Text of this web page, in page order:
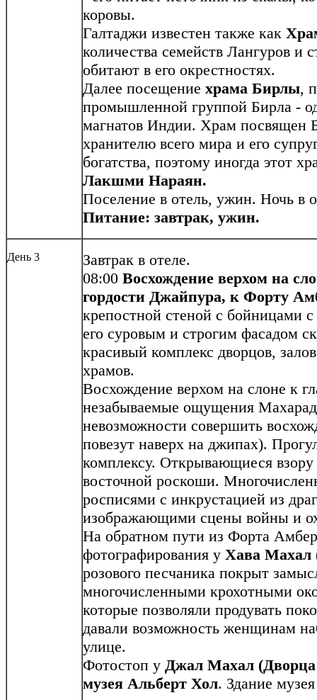
коровы.
Галтаджи известен также как
количества семейств Лангуров и
обитают в его окрестностях.
Далее посещение храма Бирлы,
промышленной группой Бирла -
магнатов Индии. Храм посвящен
хранителю всего мира и его
богатства, поэтому иногда этот
Лакшми Нараян.
Поселение в отель, ужин. Ночь в
Питание: завтрак, ужин.
День 3
Завтрак в отеле.
08:00 Восхождение верхом на
гордости Джайпура, к Форту
крепостной стеной с бойницами
его суровым и строгим фасадом
красивый комплекс дворцов,
храмов.
Восхождение верхом на слоне к
незабываемые ощущения
невозможности совершить
повезут наверх на джипах).
комплексу. Открывающиеся
восточной роскоши.
росписями с инкрустацией из
изображающими сцены войны и
На обратном пути из Форта
фотографирования у Хава Махал
розового песчаника покрыт
многочисленными крохотными
которые позволяли продувать
давали возможность женщинам
улице.
Фотостоп у Джал Махал (Дворца
музея Альберт Хол. Здание